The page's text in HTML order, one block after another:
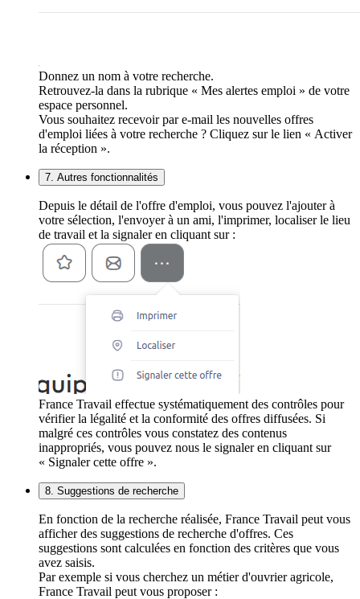
Donnez un nom à votre recherche.
Retrouvez-la dans la rubrique « Mes alertes emploi » de votre
espace personnel.
Vous souhaitez recevoir par e-mail les nouvelles offres
d'emploi liées à votre recherche ? Cliquez sur le lien « Activer
la réception ».
7. Autres fonctionnalités
Depuis le détail de l'offre d'emploi, vous pouvez l'ajouter à
votre sélection, l'envoyer à un ami, l'imprimer, localiser le lieu
de travail et la signaler en cliquant sur :
France Travail effectue systématiquement des contrôles pour
vérifier la légalité et la conformité des offres diffusées. Si
malgré ces contrôles vous constatez des contenus
inappropriés, vous pouvez nous le signaler en cliquant sur
« Signaler cette offre ».
8. Suggestions de recherche
En fonction de la recherche réalisée, France Travail peut vous
afficher des suggestions de recherche d'offres. Ces
suggestions sont calculées en fonction des critères que vous
avez saisis.
Par exemple si vous cherchez un métier d'ouvrier agricole,
France Travail peut vous proposer :